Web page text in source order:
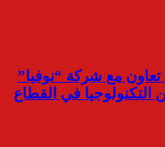
تعاون مع شركة “نوفيا”
التكنولوجيا في القطاع